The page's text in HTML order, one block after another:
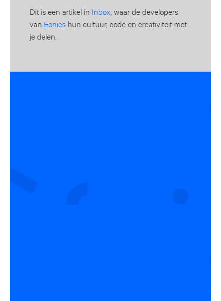
Dit is een artikel in Inbox , waar de developers
van Eonics hun cultuur, code en creativiteit met
je delen.